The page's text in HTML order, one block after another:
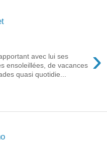
›
avec lui ses
ensoleillées, de vacances
quasi quotidie...